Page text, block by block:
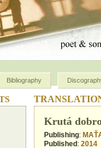
Bibliography
Krutá
Publishing:
Published : 2014